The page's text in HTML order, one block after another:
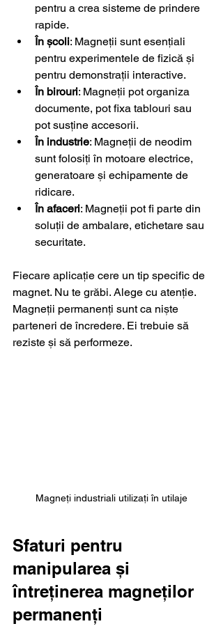
pentru a crea sisteme de prindere
rapide.
În școli: Magneții sunt esențiali
pentru experimentele de fizică și
pentru demonstrații interactive.
În birouri: Magneții pot organiza
documente, pot fixa tablouri sau
pot susține accesorii.
În industrie: Magneții de neodim
sunt folosiți în motoare electrice,
generatoare și echipamente de
ridicare.
În afaceri: Magneții pot fi parte din
soluții de ambalare, etichetare sau
securitate.
Fiecare aplicație cere un tip specific de
magnet. Nu te grăbi. Alege cu atenție.
Magneții permanenți sunt ca niște
parteneri de încredere. Ei trebuie să
reziste și să performeze.
Magneți industriali utilizați în utilaje
Sfaturi pentru
manipularea și
întreținerea magneților
permanenți